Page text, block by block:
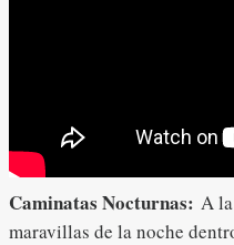
Caminatas Nocturnas: A
maravillas de la noche